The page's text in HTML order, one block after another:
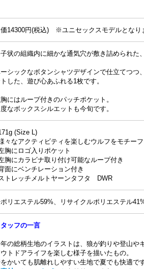
価14300円(税込) ※ユニセックスモデルとなり
状の組織内に細かな通気穴が敷き詰められた
シックなボタンシャツデザインで仕立てつつ
した、遊び心あふれる1枚です。
にはループ付きのパッチポケット。
なボックスシルエットも今旬です。
(Size L)
々なアクティビティを楽しむウルフをモチー
胸にロゴ入りポケット
胸にカラビナ取り付け可能なループ付き
面にベンチレーション付き
トレッチメルトヤーンタフタ DWR
リエステル59%、リサイクルポリエステル
ッフの一言
の総柄生地のイラストは、狼が釣りや登山や
トドアライフを楽しむ様子を描いたもの。
かいても肌離れしやすい生地で夏でも快適です